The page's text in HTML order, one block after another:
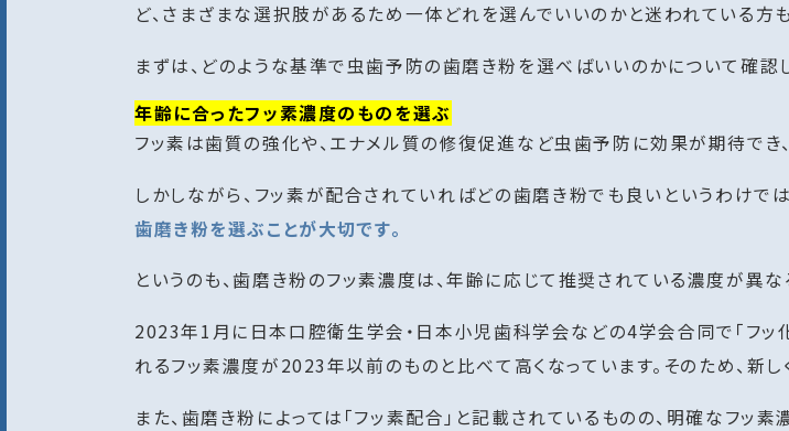
ど、さまざまな選択肢があるため一体どれを選んでいいのかと迷われている方
まずは、どのような基準で虫歯予防の歯磨き粉を選べばいいのかについて確認し
年齢に合ったフッ素濃度のものを選ぶ
フッ素は歯質の強化や、エナメル質の修復促進など虫歯予防に効果が期待でき
しかしながら、フッ素が配合されていればどの歯磨き粉でも良いというわけでは
歯磨き粉を選ぶことが大切です。
というのも、歯磨き粉のフッ素濃度は、年齢に応じて推奨されている濃度が異な
2023年1月に日本口腔衛生学会・日本小児歯科学会などの4学会合同で「フッ
れるフッ素濃度が2023年以前のものと比べて高くなっています。そのため、新し
また、歯磨き粉によっては「フッ素配合」と記載されているものの、明確なフッ